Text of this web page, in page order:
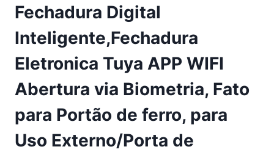
Fechadura Digital
Inteligente,Fechadura
Eletronica Tuya APP WIFI
Abertura via Biometria, Fato
para Portão de ferro, para
Uso Externo/Porta de